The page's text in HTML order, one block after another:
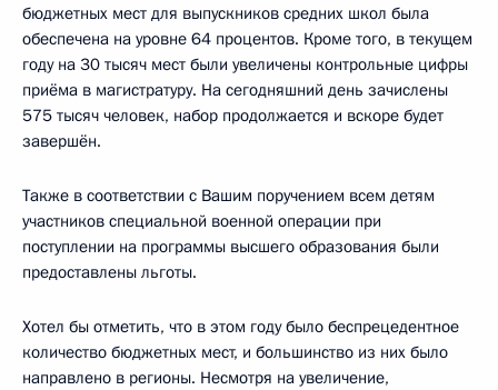
бюджетных мест для выпускников средних школ была
обеспечена на уровне 64 процентов. Кроме того, в текущем
году на 30 тысяч мест были увеличены контрольные цифры
приёма в магистратуру. На сегодняшний день зачислены
575 тысяч человек, набор продолжается и вскоре будет
завершён.
Также в соответствии с Вашим поручением всем детям
участников специальной военной операции при
поступлении на программы высшего образования были
предоставлены льготы.
Хотел бы отметить, что в этом году было беспрецедентное
количество бюджетных мест, и большинство из них было
направлено в регионы. Несмотря на увеличение,